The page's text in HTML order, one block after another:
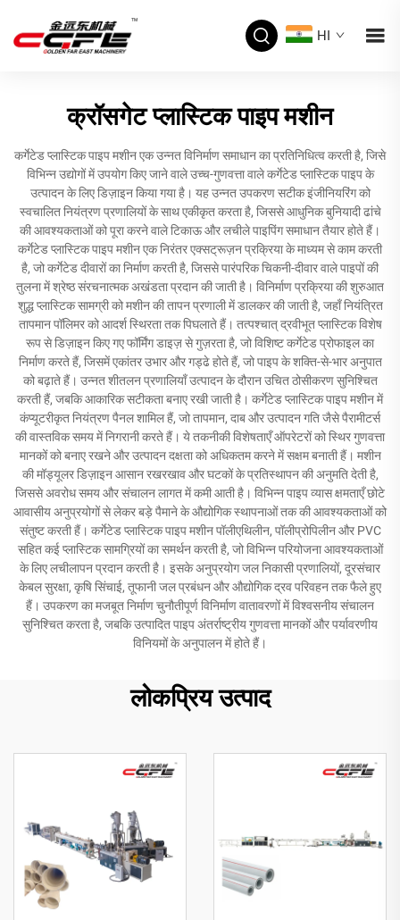
HI
क्रॉसगेट प्लास्टिक पाइप मशीन
कर्गेटेड प्लास्टिक पाइप मशीन एक उन्नत विनिर्माण समाधान का प्रतिनिधित्व करती है, जिसे
विभिन्न उद्योगों में उपयोग किए जाने वाले उच्च-गुणवत्ता वाले कर्गेटेड प्लास्टिक पाइप के
उत्पादन के लिए डिज़ाइन किया गया है। यह उन्नत उपकरण सटीक इंजीनियरिंग को
स्वचालित नियंत्रण प्रणालियों के साथ एकीकृत करता है, जिससे आधुनिक बुनियादी ढांचे
की आवश्यकताओं को पूरा करने वाले टिकाऊ और लचीले पाइपिंग समाधान तैयार होते हैं।
कर्गेटेड प्लास्टिक पाइप मशीन एक निरंतर एक्सट्रूज़न प्रक्रिया के माध्यम से काम करती
है, जो कर्गेटेड दीवारों का निर्माण करती है, जिससे पारंपरिक चिकनी-दीवार वाले पाइपों की
तुलना में श्रेष्ठ संरचनात्मक अखंडता प्रदान की जाती है। विनिर्माण प्रक्रिया की शुरुआत
शुद्ध प्लास्टिक सामग्री को मशीन की तापन प्रणाली में डालकर की जाती है, जहाँ नियंत्रित
तापमान पॉलिमर को आदर्श स्थिरता तक पिघलाते हैं। तत्पश्चात् द्रवीभूत प्लास्टिक विशेष
रूप से डिज़ाइन किए गए फॉर्मिंग डाइज़ से गुज़रता है, जो विशिष्ट कर्गेटेड प्रोफाइल का
निर्माण करते हैं, जिसमें एकांतर उभार और गड्ढे होते हैं, जो पाइप के शक्ति-से-भार अनुपात
को बढ़ाते हैं। उन्नत शीतलन प्रणालियाँ उत्पादन के दौरान उचित ठोसीकरण सुनिश्चित
करती हैं, जबकि आकारिक सटीकता बनाए रखी जाती है। कर्गेटेड प्लास्टिक पाइप मशीन में
कंप्यूटरीकृत नियंत्रण पैनल शामिल हैं, जो तापमान, दाब और उत्पादन गति जैसे पैरामीटर्स
की वास्तविक समय में निगरानी करते हैं। ये तकनीकी विशेषताएँ ऑपरेटरों को स्थिर गुणवत्ता
मानकों को बनाए रखने और उत्पादन दक्षता को अधिकतम करने में सक्षम बनाती हैं। मशीन
की मॉड्यूलर डिज़ाइन आसान रखरखाव और घटकों के प्रतिस्थापन की अनुमति देती है,
जिससे अवरोध समय और संचालन लागत में कमी आती है। विभिन्न पाइप व्यास क्षमताएँ छोटे
आवासीय अनुप्रयोगों से लेकर बड़े पैमाने के औद्योगिक स्थापनाओं तक की आवश्यकताओं को
संतुष्ट करती हैं। कर्गेटेड प्लास्टिक पाइप मशीन पॉलीएथिलीन, पॉलीप्रोपिलीन और PVC
सहित कई प्लास्टिक सामग्रियों का समर्थन करती है, जो विभिन्न परियोजना आवश्यकताओं
के लिए लचीलापन प्रदान करती है। इसके अनुप्रयोग जल निकासी प्रणालियों, दूरसंचार
केबल सुरक्षा, कृषि सिंचाई, तूफानी जल प्रबंधन और औद्योगिक द्रव परिवहन तक फैले हुए
हैं। उपकरण का मजबूत निर्माण चुनौतीपूर्ण विनिर्माण वातावरणों में विश्वसनीय संचालन
सुनिश्चित करता है, जबकि उत्पादित पाइप अंतर्राष्ट्रीय गुणवत्ता मानकों और पर्यावरणीय
विनियमों के अनुपालन में होते हैं।
लोकप्रिय उत्पाद